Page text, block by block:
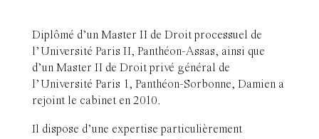
Diplômé d’un Master II de Droit processuel de
l’Université Paris II, Panthéon-Assas, ainsi que
d’un Master II de Droit privé général de
l’Université Paris 1, Panthéon-Sorbonne, Damien a
rejoint le cabinet en 2010.
Il dispose d’une expertise particulièrement